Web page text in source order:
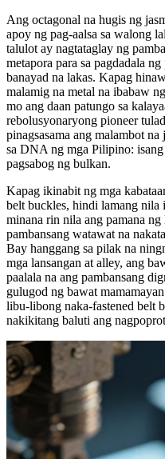
Ang octagonal na hugis ng
apoy ng pag-aalsa sa walong
talulot ay nagtataglay ng
metapora para sa pagdadala
banayad na lakas. Kapag
malamig na metal na ibabaw
mo ang daan patungo sa
rebolusyonaryong pioneer
pinagsasama ang malambot
sa DNA ng mga Pilipino:
pagsabog ng bulkan.
Kapag ikinabit ng mga
belt buckles, hindi lamang nila
minana rin nila ang pamana
pambansang watawat na
Bay hanggang sa pilak na
mga lansangan at alley, ang
paalala na ang pambansang
gulugod ng bawat
libu-libong naka-fastened belt
nakikitang baluti ang